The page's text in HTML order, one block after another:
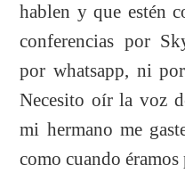
hablen y que estén
conferencias por
por whatsapp, ni
Necesito oír la voz
mi hermano me
como cuando éramos